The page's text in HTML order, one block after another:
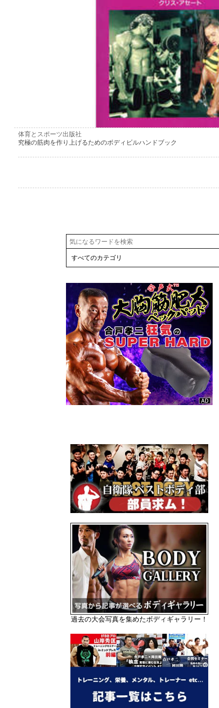
体育とスポーツ出版社
究極の筋肉を作り上げるためのボディビルハンドブック
過去の大会写真を集めたボディギャラリー！